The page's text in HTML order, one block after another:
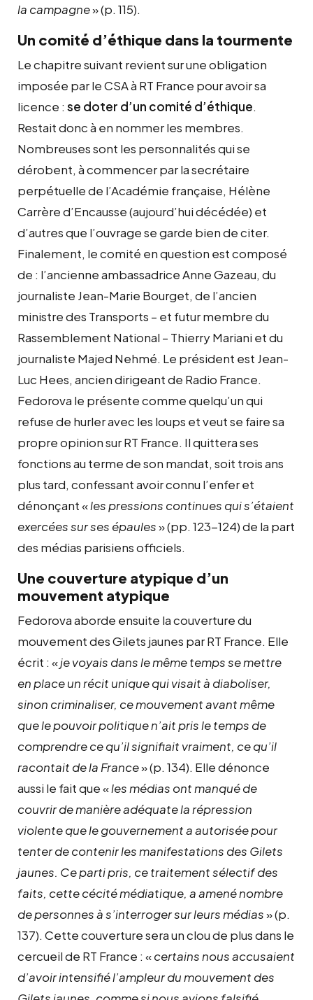
la campagne» (p. 115).
Un comité d’éthique dans la tourmente
Le chapitre suivant revient sur une obligation
imposée par le CSA à RT France pour avoir sa
licence : se doter d’un comité d’éthique.
Restait donc à en nommer les membres.
Nombreuses sont les personnalités qui se
dérobent, à commencer par la secrétaire
perpétuelle de l’Académie française, Hélène
Carrère d’Encausse (aujourd’hui décédée) et
d’autres que l’ouvrage se garde bien de citer.
Finalement, le comité en question est composé
de : l’ancienne ambassadrice Anne Gazeau, du
journaliste Jean-Marie Bourget, de l’ancien
ministre des Transports – et futur membre du
Rassemblement National – Thierry Mariani et du
journaliste Majed Nehmé. Le président est Jean-
Luc Hees, ancien dirigeant de Radio France.
Fedorova le présente comme quelqu’un qui
refuse de hurler avec les loups et veut se faire sa
propre opinion sur RT France. Il quittera ses
fonctions au terme de son mandat, soit trois ans
plus tard, confessant avoir connu l’enfer et
dénonçant «les pressions continues qui s’étaient
exercées sur ses épaules» (pp. 123-124) de la part
des médias parisiens officiels.
Une couverture atypique d’un
mouvement atypique
Fedorova aborde ensuite la couverture du
mouvement des Gilets jaunes par RT France. Elle
écrit : «je voyais dans le même temps se mettre
en place un récit unique qui visait à diaboliser,
sinon criminaliser, ce mouvement avant même
que le pouvoir politique n’ait pris le temps de
comprendre ce qu’il signifiait vraiment, ce qu’il
racontait de la France» (p. 134). Elle dénonce
aussi le fait que «les médias ont manqué de
couvrir de manière adéquate la répression
violente que le gouvernement a autorisée pour
tenter de contenir les manifestations des Gilets
jaunes. Ce parti pris, ce traitement sélectif des
faits, cette cécité médiatique, a amené nombre
de personnes à s’interroger sur leurs médias» (p.
137). Cette couverture sera un clou de plus dans le
cercueil de RT France : «certains nous accusaient
d’avoir intensifié l’ampleur du mouvement des